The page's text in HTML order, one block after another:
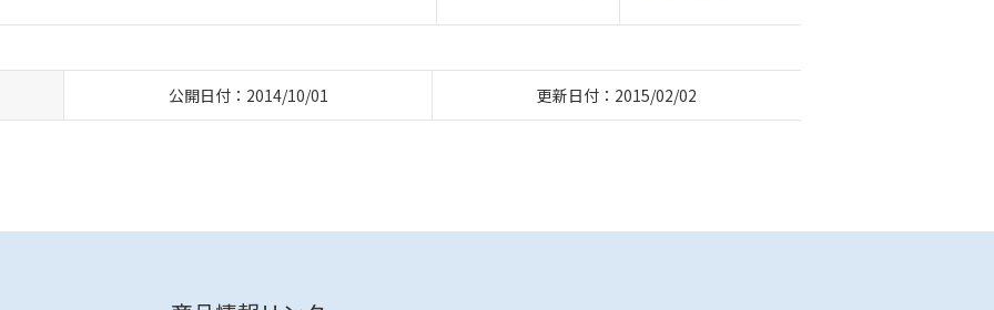
公開日付：2014/10/01 更新日付：2015/02/02